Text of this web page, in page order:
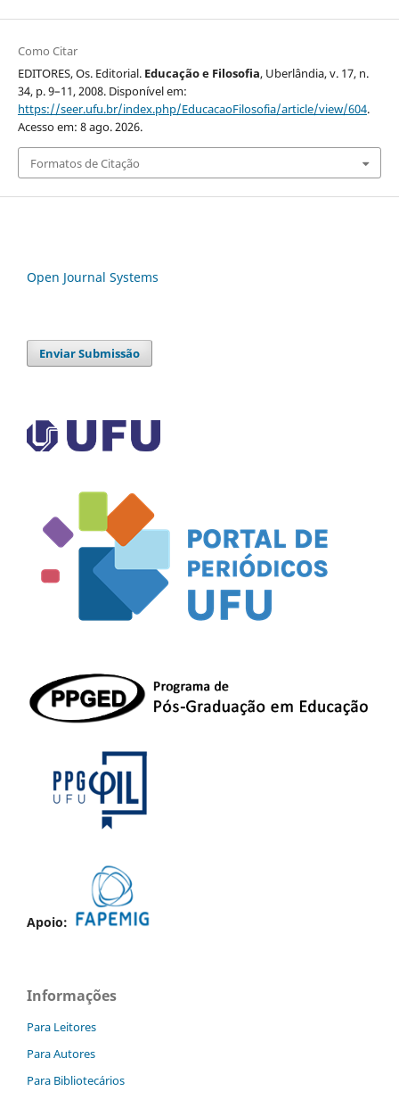
Como Citar
EDITORES, Os. Editorial. Educação e Filosofia, Uberlândia, v. 17, n.
34, p. 9–11, 2008. Disponível em:
https://seer.ufu.br/index.php/EducacaoFilosofia/article/view/604.
Acesso em: 8 ago. 2026.
Formatos de Citação
Open Journal Systems
Enviar Submissão
Apoio:
Informações
Para Leitores
Para Autores
Para Bibliotecários